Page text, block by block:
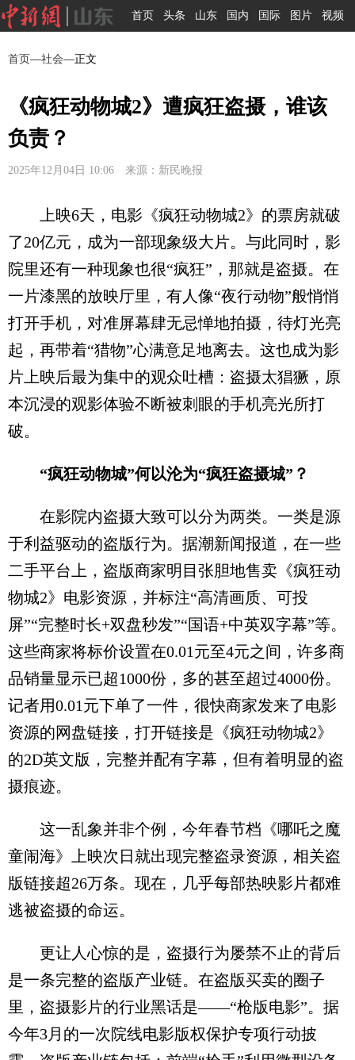
首页 头条 山东 国内 国际 图片 视频
首页—社会—正文
《疯狂动物城2》遭疯狂盗摄，谁该
负责？
2025年12月04日 10:06 来源：新民晚报
上映6天，电影《疯狂动物城2》的票房就破
了20亿元，成为一部现象级大片。与此同时，影
院里还有一种现象也很“疯狂”，那就是盗摄。在
一片漆黑的放映厅里，有人像“夜行动物”般悄悄
打开手机，对准屏幕肆无忌惮地拍摄，待灯光亮
起，再带着“猎物”心满意足地离去。这也成为影
片上映后最为集中的观众吐槽：盗摄太猖獗，原
本沉浸的观影体验不断被刺眼的手机亮光所打
破。
“疯狂动物城”何以沦为“疯狂盗摄城”？
在影院内盗摄大致可以分为两类。一类是源
于利益驱动的盗版行为。据潮新闻报道，在一些
二手平台上，盗版商家明目张胆地售卖《疯狂动
物城2》电影资源，并标注“高清画质、可投
屏”“完整时长+双盘秒发”“国语+中英双字幕”等。
这些商家将标价设置在0.01元至4元之间，许多商
品销量显示已超1000份，多的甚至超过4000份。
记者用0.01元下单了一件，很快商家发来了电影
资源的网盘链接，打开链接是《疯狂动物城2》
的2D英文版，完整并配有字幕，但有着明显的盗
摄痕迹。
这一乱象并非个例，今年春节档《哪吒之魔
童闹海》上映次日就出现完整盗录资源，相关盗
版链接超26万条。现在，几乎每部热映影片都难
逃被盗摄的命运。
更让人心惊的是，盗摄行为屡禁不止的背后
是一条完整的盗版产业链。在盗版买卖的圈子
里，盗摄影片的行业黑话是——“枪版电影”。据
今年3月的一次院线电影版权保护专项行动披